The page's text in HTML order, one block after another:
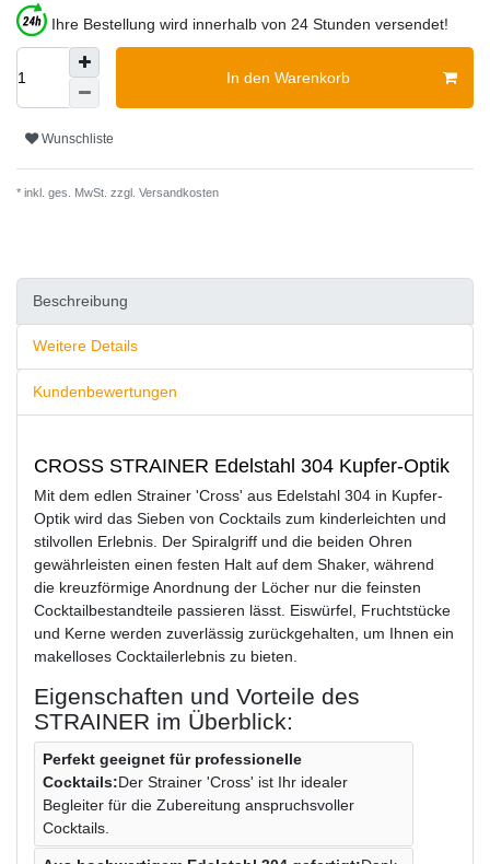
Ihre Bestellung wird innerhalb von 24 Stunden versendet!
In den Warenkorb
Wunschliste
* inkl. ges. MwSt. zzgl. Versandkosten
Beschreibung
Weitere Details
Kundenbewertungen
CROSS STRAINER Edelstahl 304 Kupfer-Optik
Mit dem edlen Strainer 'Cross' aus Edelstahl 304 in Kupfer-
Optik wird das Sieben von Cocktails zum kinderleichten und
stilvollen Erlebnis. Der Spiralgriff und die beiden Ohren
gewährleisten einen festen Halt auf dem Shaker, während
die kreuzförmige Anordnung der Löcher nur die feinsten
Cocktailbestandteile passieren lässt. Eiswürfel, Fruchtstücke
und Kerne werden zuverlässig zurückgehalten, um Ihnen ein
makelloses Cocktailerlebnis zu bieten.
Eigenschaften und Vorteile des
STRAINER im Überblick:
Perfekt geeignet für professionelle
Cocktails:Der Strainer 'Cross' ist Ihr idealer
Begleiter für die Zubereitung anspruchsvoller
Cocktails.